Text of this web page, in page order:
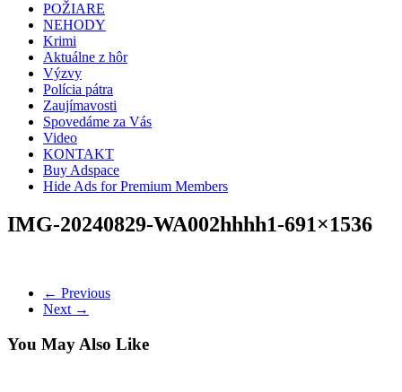
POŽIARE
NEHODY
Krimi
Aktuálne z hôr
Výzvy
Polícia pátra
Zaujímavosti
Spovedáme za Vás
Video
KONTAKT
Buy Adspace
Hide Ads for Premium Members
IMG-20240829-WA002hhhh1-691×1536
← Previous
Next →
You May Also Like